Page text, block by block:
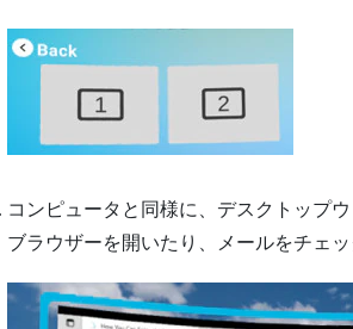
コンピュータと同様に、 デスクトップ
ブラウザーを開いたり、メールをチェ